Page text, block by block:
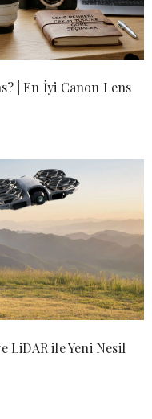
| En İyi Canon Lens
LiDAR ile Yeni Nesil